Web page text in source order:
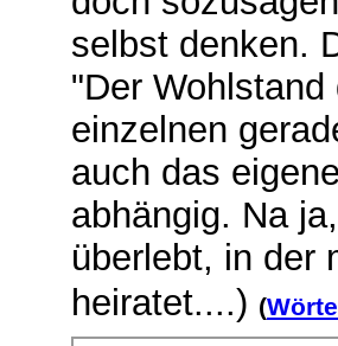
selbst denken.
"Der
einzelnen
auch das eigene
abhängig. Na
überlebt, in der
heiratet....) (